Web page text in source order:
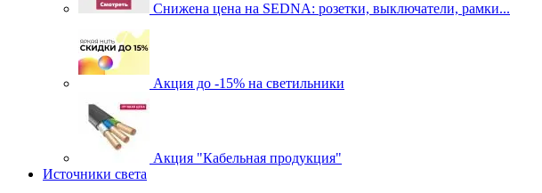
Cнижена цена на SEDNA: розетки, выключатели, рамки...
Акция до -15% на светильники
Акция "Кабельная продукция"
Источники света